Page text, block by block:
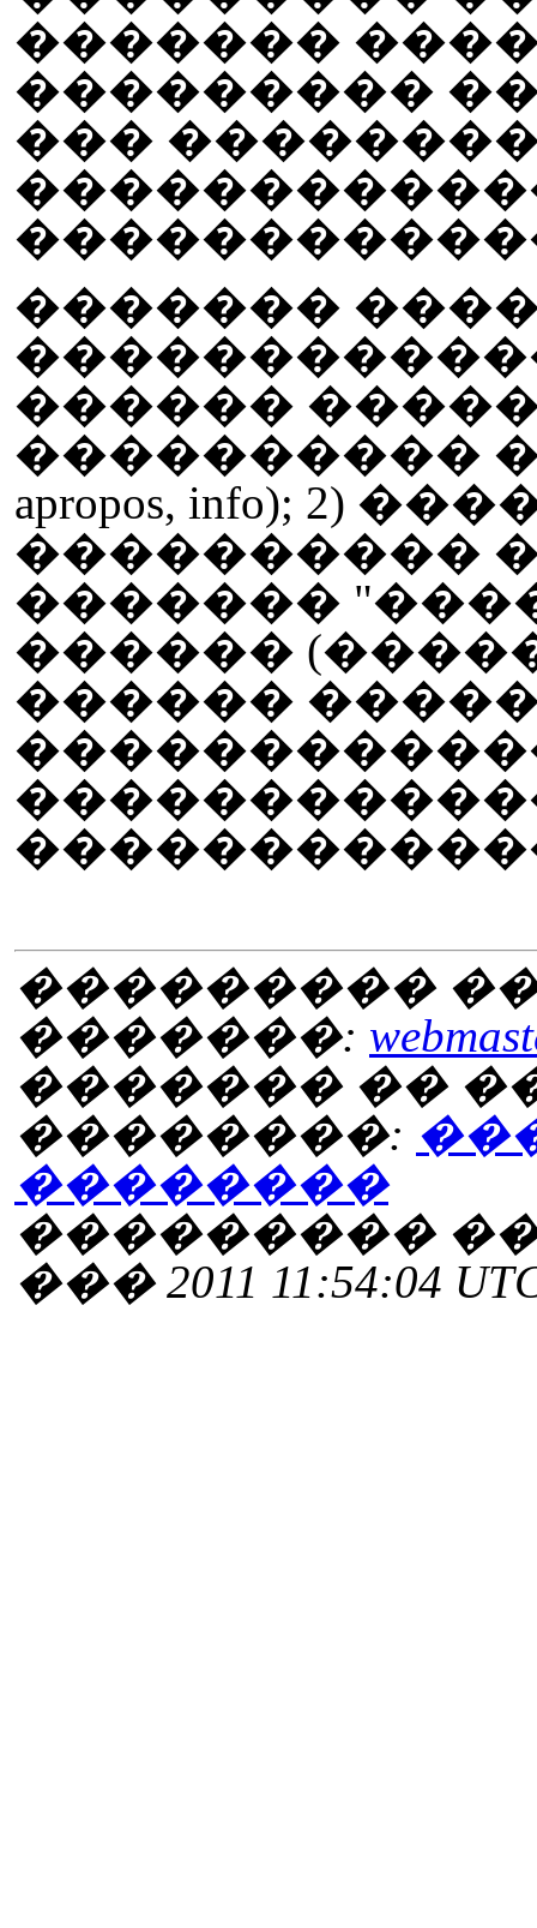
�������
���������
���
�������
������
����������
apropos, info); 2)
����������
�������
������
������
���������
�������:
������� ��
��������:
��������
���������
��� 2011 11:54:04